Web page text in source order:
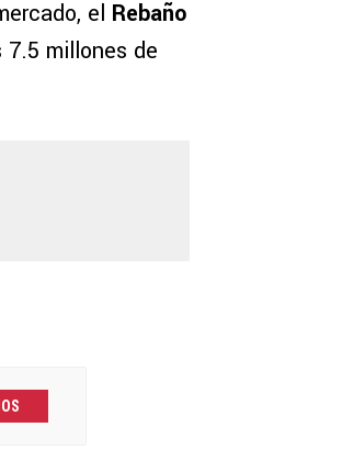
el Rebaño
millones de